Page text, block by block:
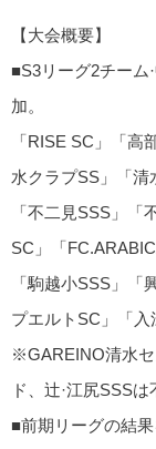
【大会概要】
■S3リーグ2チーム
加。
「RISE SC」「
水クラプSS」「清
「不二見SSS」
SC」「
「駒越小SSS」
プエルトSC」「入
※GAREINO清水
ド、辻·江尻SSSは
■前期リーグの結